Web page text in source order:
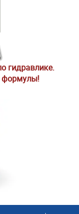
гидравлике.
формулы!